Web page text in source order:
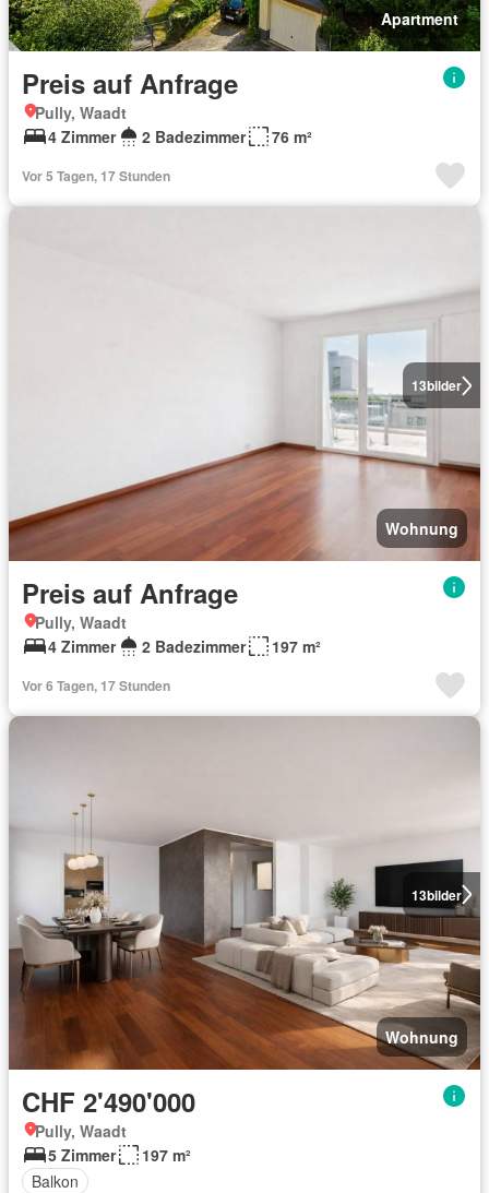
Apartment
Preis auf Anfrage
Pully, Waadt
4 Zimmer
2 Badezimmer 76 m²
Vor 5 Tagen, 17 Stunden
13bilder
Wohnung
Preis auf Anfrage
Pully, Waadt
4 Zimmer
2 Badezimmer 197 m²
Vor 6 Tagen, 17 Stunden
13bilder
Wohnung
CHF 2'490'000
Pully, Waadt
5 Zimmer
197 m²
Balkon